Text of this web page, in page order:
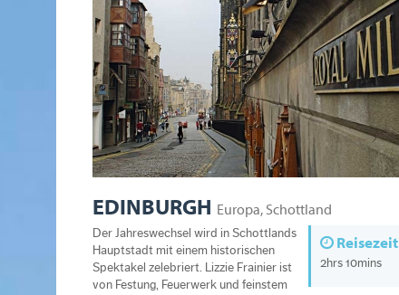
EDINBURGH Europa, Schottland
Reisezeit
2hrs 10mins
Der Jahreswechsel wird in Schottlands
Hauptstadt mit einem historischen
Spektakel zelebriert. Lizzie Frainier ist
von Festung, Feuerwerk und feinstem